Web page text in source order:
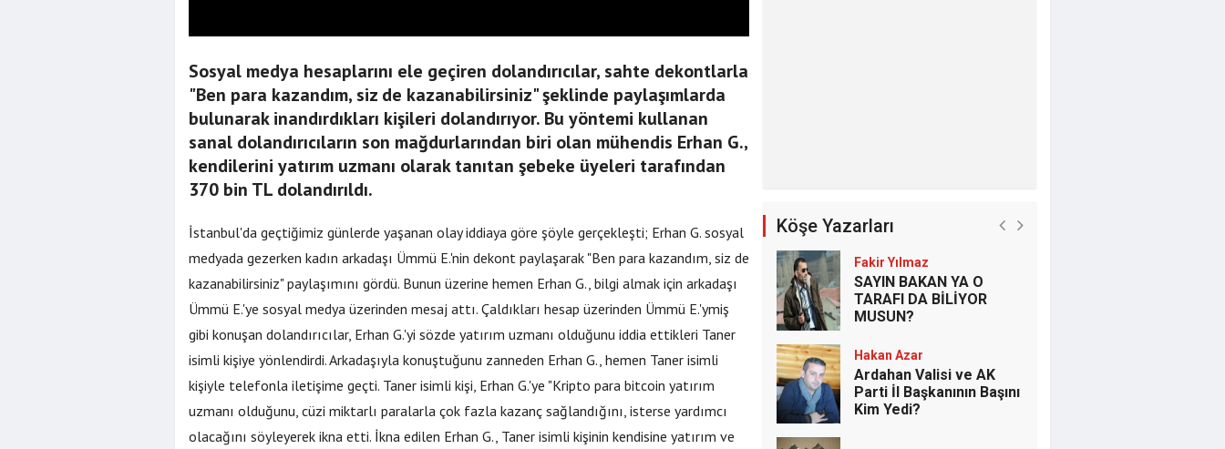
Sosyal medya hesaplarını ele geçiren dolandırıcılar, sahte dekontlarla
"Ben para kazandım, siz de kazanabilirsiniz" şeklinde paylaşımlarda
bulunarak inandırdıkları kişileri dolandırıyor. Bu yöntemi kullanan
sanal dolandırıcıların son mağdurlarından biri olan mühendis Erhan G.,
kendilerini yatırım uzmanı olarak tanıtan şebeke üyeleri tarafından
370 bin TL dolandırıldı.
İstanbul'da geçtiğimiz günlerde yaşanan olay iddiaya göre şöyle gerçekleşti; Erhan G. sosyal
medyada gezerken kadın arkadaşı Ümmü E.'nin dekont paylaşarak "Ben para kazandım, siz de
kazanabilirsiniz" paylaşımını gördü. Bunun üzerine hemen Erhan G., bilgi almak için arkadaşı
Ümmü E.'ye sosyal medya üzerinden mesaj attı. Çaldıkları hesap üzerinden Ümmü E.'ymiş
gibi konuşan dolandırıcılar, Erhan G.'yi sözde yatırım uzmanı olduğunu iddia ettikleri Taner
isimli kişiye yönlendirdi. Arkadaşıyla konuştuğunu zanneden Erhan G., hemen Taner isimli
kişiyle telefonla iletişime geçti. Taner isimli kişi, Erhan G.'ye "Kripto para bitcoin yatırım
uzmanı olduğunu, cüzi miktarlı paralarla çok fazla kazanç sağlandığını, isterse yardımcı
olacağını söyleyerek ikna etti. İkna edilen Erhan G., Taner isimli kişinin kendisine yatırım ve
Köşe Yazarları
Fakir Yılmaz
SAYIN BAKAN YA O
TARAFI DA BİLİYOR
MUSUN?
Hakan Azar
Ardahan Valisi ve AK
Parti İl Başkanının Başını
Kim Yedi?